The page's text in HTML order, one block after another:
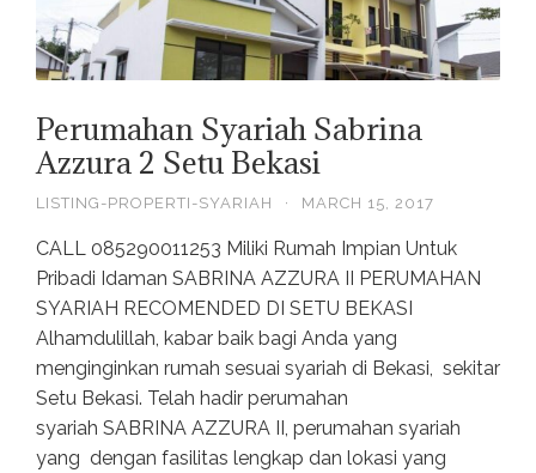
Perumahan Syariah Sabrina
Azzura 2 Setu Bekasi
LISTING-PROPERTI-SYARIAH · MARCH 15, 2017
CALL 085290011253 Miliki Rumah Impian Untuk
Pribadi Idaman SABRINA AZZURA II PERUMAHAN
SYARIAH RECOMENDED DI SETU BEKASI
Alhamdulillah, kabar baik bagi Anda yang
menginginkan rumah sesuai syariah di Bekasi, sekitar
Setu Bekasi. Telah hadir perumahan
syariah SABRINA AZZURA II, perumahan syariah
yang dengan fasilitas lengkap dan lokasi yang